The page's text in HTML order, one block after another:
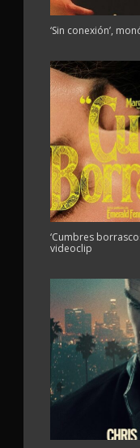
‘Sin conexión’,
‘Cumbres
videoclip